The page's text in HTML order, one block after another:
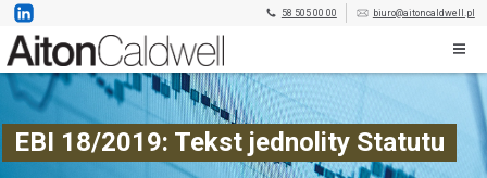
58 505 00 00 biuro@aitoncaldwell.pl
EBI 18/2019: Tekst jednolity Statutu